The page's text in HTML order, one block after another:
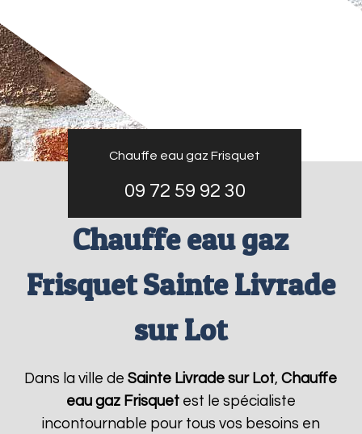
Chauffe eau gaz Frisquet
09 72 59 92 30
Chauffe eau gaz
Frisquet Sainte Livrade
sur Lot
Dans la ville deSainte Livrade sur Lot,Chauffe
eau gaz Frisquetest le spécialiste
incontournable pour tous vos besoins en